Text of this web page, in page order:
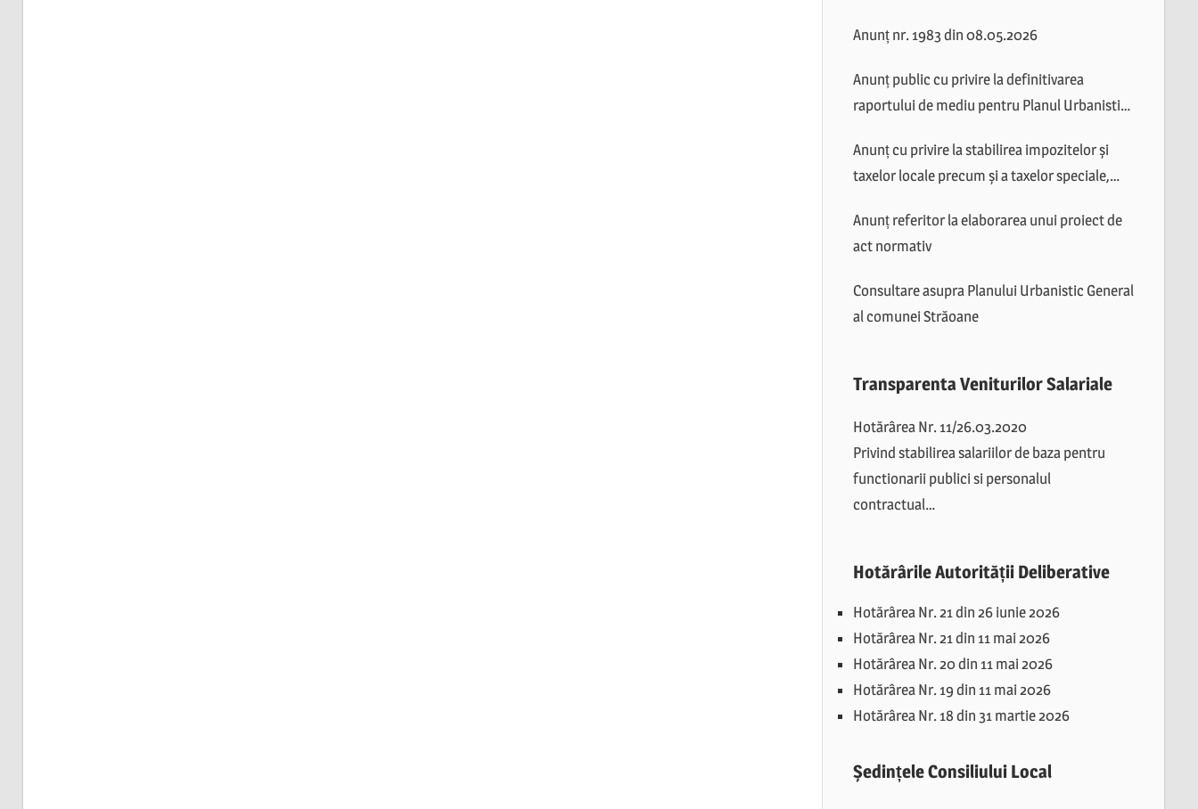
Anunț nr. 1983 din 08.05.2026
Anunț public cu privire la definitivarea
raportului de mediu pentru Planul Urbanistic
Anunț cu privire la stabilirea impozitelor și
taxelor locale precum și a taxelor speciale,
Anunț referitor la elaborarea unui proiect de
act normativ
Consultare asupra Planului Urbanistic General
al comunei Străoane
Transparenta Veniturilor Salariale
Hotărârea Nr. 11/26.03.2020
Privind stabilirea salariilor de baza pentru
functionarii publici si personalul
contractual…
Hotărârile Autorității Deliberative
Hotărârea Nr. 21 din 26 iunie 2026
Hotărârea Nr. 21 din 11 mai 2026
Hotărârea Nr. 20 din 11 mai 2026
Hotărârea Nr. 19 din 11 mai 2026
Hotărârea Nr. 18 din 31 martie 2026
Ședințele Consiliului Local